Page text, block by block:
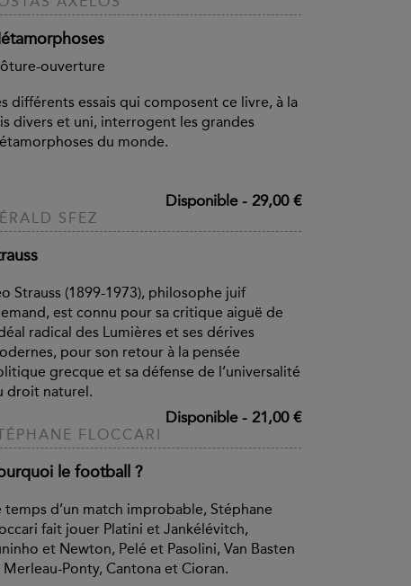
ouverture
différents essais qui composent ce livre, à la
divers et uni, interrogent les grandes
du monde.
Disponible- 29,00 €
SFEZ
Strauss (1899-1973), philosophe juif
est connu pour sa critique aiguë de
radical des Lumières et ses dérives
pour son retour à la pensée
grecque et sa défense de l’universalité
droit naturel.
Disponible- 21,00 €
FLOCCARI
le football ?
temps d’un match improbable, Stéphane
fait jouer Platini et Jankélévitch,
et Newton, Pelé et Pasolini, Van Basten
Ponty, Cantona et Cioran.